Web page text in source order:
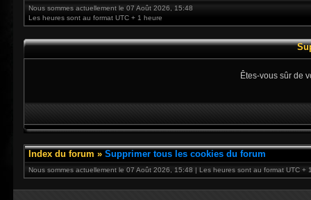
Nous sommes actuellement le 07 Août 2026, 15:48
Les heures sont au format UTC + 1 heure
Êtes-vous sûr de
Index du forum » Supprimer tous les cookies du forum
Nous sommes actuellement le 07 Août 2026, 15:48 | Les heures sont au format UTC +